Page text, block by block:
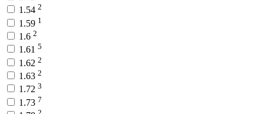
1.54 2
1.59 1
1.6 2
1.61 5
1.62 2
1.63 2
1.72 3
1.73 7
2